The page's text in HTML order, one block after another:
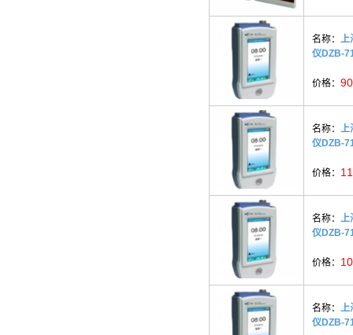
名称： 上
仪DZB-
价格：
名称： 上
仪DZB-
价格：
名称： 上
仪DZB-
价格：
名称： 上
仪DZB-